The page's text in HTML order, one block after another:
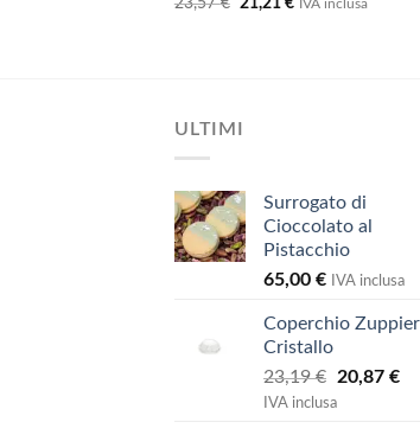
IVA inclusa
ULTIMI
Surrogato di
Cioccolato al
Pistacchio
65,00 € IVA inclusa
Coperchio
Cristallo
23,19€
Il
prezzo
20,87 €Il
IVA inclusa